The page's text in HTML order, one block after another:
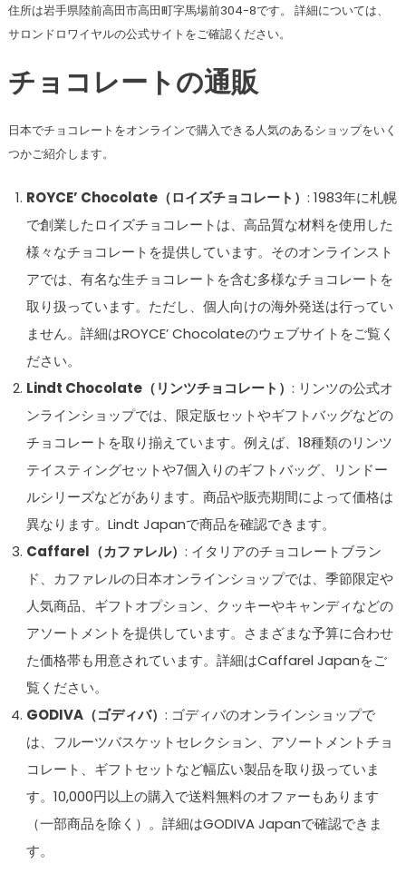
住所は岩手県陸前高田市高田町字馬場前304-8です。 詳細については、
サロンドロワイヤルの公式サイトをご確認ください​​。
チョコレートの通販
日本でチョコレートをオンラインで購入できる人気のあるショップをいく
つかご紹介します。
ROYCE’ Chocolate（ロイズチョコレート） : 1983年に札幌
で創業したロイズチョコレートは、高品質な材料を使用した
様々なチョコレートを提供しています。そのオンラインスト
アでは、有名な生チョコレートを含む多様なチョコレートを
取り扱っています。ただし、個人向けの海外発送は行ってい
ません。詳細はROYCE’ Chocolateのウェブサイトをご覧く
ださい。
Lindt Chocolate（リンツチョコレート） : リンツの公式オ
ンラインショップでは、限定版セットやギフトバッグなどの
チョコレートを取り揃えています。例えば、18種類のリンツ
テイスティングセットや7個入りのギフトバッグ、リンドー
ルシリーズなどがあります。商品や販売期間によって価格は
異なります。Lindt Japanで商品を確認できます。
Caffarel（カファレル） : イタリアのチョコレートブラン
ド、カファレルの日本オンラインショップでは、季節限定や
人気商品、ギフトオプション、クッキーやキャンディなどの
アソートメントを提供しています。さまざまな予算に合わせ
た価格帯も用意されています。詳細はCaffarel Japanをご
覧ください。
GODIVA（ゴディバ） : ゴディバのオンラインショップで
は、フルーツバスケットセレクション、アソートメントチョ
コレート、ギフトセットなど幅広い製品を取り扱っていま
す。10,000円以上の購入で送料無料のオファーもあります
（一部商品を除く）。詳細はGODIVA Japanで確認できま
す。